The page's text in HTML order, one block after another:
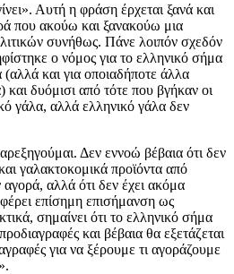
Αυτή η φράση έρχεται ξανά και
που ακούω και ξανακούω μια
συνήθως. Πάνε λοιπόν σχεδόν
ο νόμος για το ελληνικό σήμα
(αλλά και για οποιαδήποτε άλλα
και δυόμισι από τότε που βγήκαν οι
γάλα, αλλά ελληνικό γάλα δεν
Δεν εννοώ βέβαια ότι δεν
γαλακτοκομικά προϊόντα από
αλλά ότι δεν έχει ακόμα
επίσημη επισήμανση ως
σημαίνει ότι το ελληνικό σήμα
και βέβαια θα εξετάζεται
για να ξέρουμε τι αγοράζουμε